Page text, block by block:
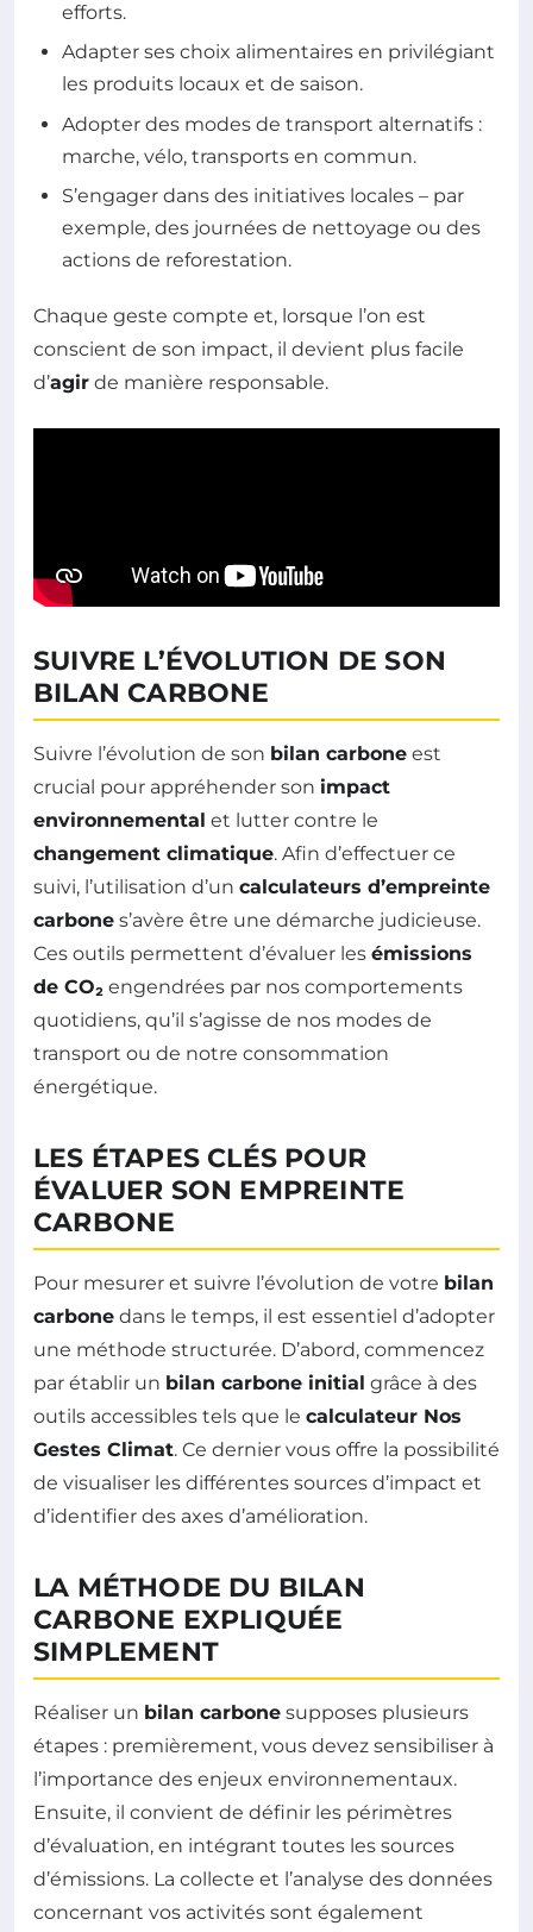
efforts.
Adapter ses choix alimentaires en privilégiant
les produits locaux et de saison.
Adopter des modes de transport alternatifs :
marche, vélo, transports en commun.
S’engager dans des initiatives locales – par
exemple, des journées de nettoyage ou des
actions de reforestation.
Chaque geste compte et, lorsque l’on est
conscient de son impact, il devient plus facile
d’agir de manière responsable.
SUIVRE L’ÉVOLUTION DE SON
BILAN CARBONE
Suivre l’évolution de son bilan carbone est
crucial pour appréhender son impact
environnemental et lutter contre le
changement climatique. Afin d’effectuer ce
suivi, l’utilisation d’un calculateurs d’empreinte
carbone s’avère être une démarche judicieuse.
Ces outils permettent d’évaluer les émissions
de CO₂ engendrées par nos comportements
quotidiens, qu’il s’agisse de nos modes de
transport ou de notre consommation
énergétique.
LES ÉTAPES CLÉS POUR
ÉVALUER SON EMPREINTE
CARBONE
Pour mesurer et suivre l’évolution de votre bilan
carbone dans le temps, il est essentiel d’adopter
une méthode structurée. D’abord, commencez
par établir un bilan carbone initial grâce à des
outils accessibles tels que le calculateur Nos
Gestes Climat. Ce dernier vous offre la possibilité
de visualiser les différentes sources d’impact et
d’identifier des axes d’amélioration.
LA MÉTHODE DU BILAN
CARBONE EXPLIQUÉE
SIMPLEMENT
Réaliser un bilan carbone supposes plusieurs
étapes : premièrement, vous devez sensibiliser à
l’importance des enjeux environnementaux.
Ensuite, il convient de définir les périmètres
d’évaluation, en intégrant toutes les sources
d’émissions. La collecte et l’analyse des données
concernant vos activités sont également